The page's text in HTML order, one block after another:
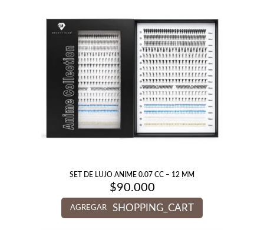
SET DE LUJO ANIME 0.07 CC – 12 MM
$90.000
AGREGAR SHOPPING_CART